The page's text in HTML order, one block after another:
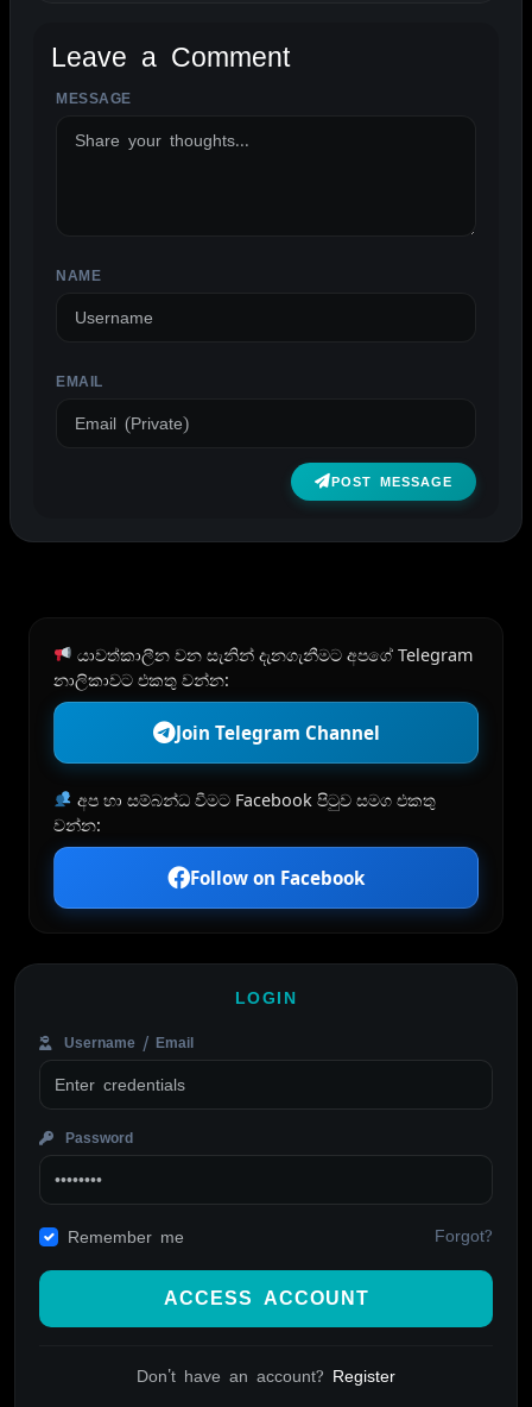
Leave a Comment
MESSAGE
NAME
EMAIL
POST MESSAGE
ALTERNATIVE:
යාවත්කාලීන වන සැනින් දැනගැනීමට අපගේ Telegram
නාලිකාවට එකතු වන්න:
Join Telegram Channel
අප හා සම්බන්ධ වීමට Facebook පිටුව සමග එකතු
වන්න:
Follow on Facebook
LOGIN
Username / Email
Password
Remember me Forgot?
ACCESS ACCOUNT
Don't have an account? Register